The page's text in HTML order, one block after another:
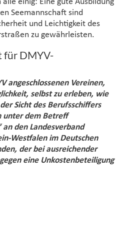
einig: Eine gute Ausbildung
Seemannschaft sind
und Leichtigkeit des
zu gewährleisten.
für DMYV-
angeschlossenen Vereinen,
selbst zu erleben, wie
Sicht des Berufsschiffers
unter dem Betreff
den Landesverband
Westfalen im Deutschen
der bei ausreichender
eine Unkostenbeteiligung